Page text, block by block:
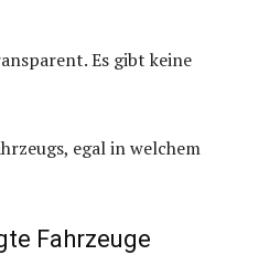
Es gibt keine
egal in welchem
Fahrzeuge